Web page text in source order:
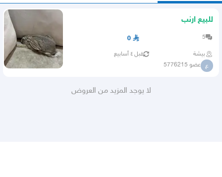
للبيع ارنب
5
0
بيشة قبل ٤ أسابيع
ع عضو 5776215
لا يوجد المزيد من العروض